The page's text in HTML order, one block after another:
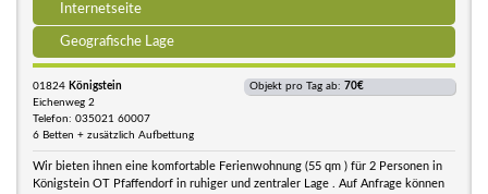
Internetseite
Geografische Lage
01824 Königstein
Eichenweg 2
Telefon: 035021 60007
6 Betten + zusätzlich Aufbettung
Objekt pro Tag ab: 70€
Wir bieten ihnen eine komfortable Ferienwohnung (55 qm ) für 2 Personen in
Königstein OT Pfaffendorf in ruhiger und zentraler Lage . Auf Anfrage können